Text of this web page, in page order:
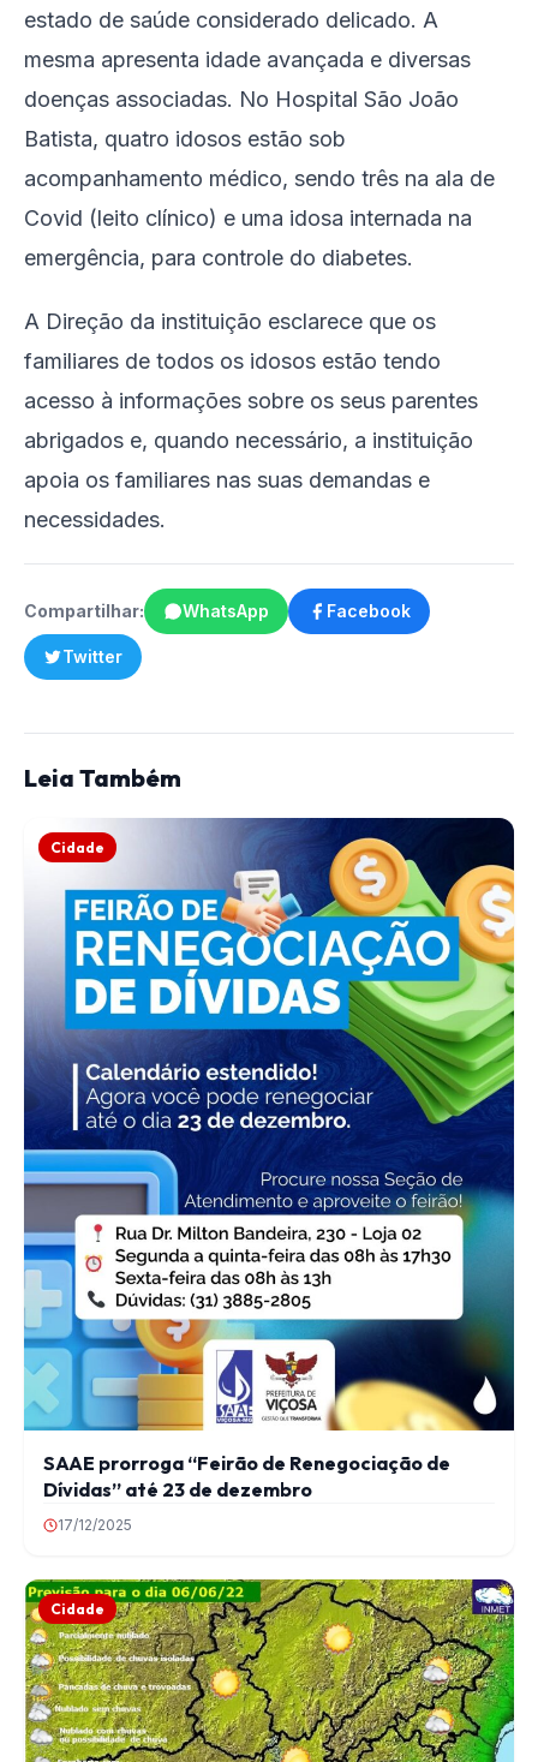
estado de saúde considerado delicado. A
mesma apresenta idade avançada e diversas
doenças associadas. No Hospital São João
Batista, quatro idosos estão sob
acompanhamento médico, sendo três na ala de
Covid (leito clínico) e uma idosa internada na
emergência, para controle do diabetes.
A Direção da instituição esclarece que os
familiares de todos os idosos estão tendo
acesso à informações sobre os seus parentes
abrigados e, quando necessário, a instituição
apoia os familiares nas suas demandas e
necessidades.
Compartilhar: WhatsApp Facebook
Twitter
Leia Também
Cidade
SAAE prorroga “Feirão de Renegociação de
Dívidas” até 23 de dezembro
17/12/2025
Cidade